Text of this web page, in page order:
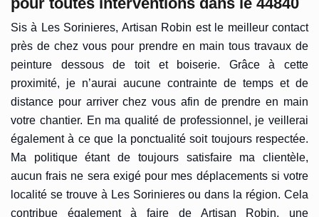
Sis à Les Sorinieres, Artisan Robin est le meilleur contact
près de chez vous pour prendre en main tous travaux de
peinture dessous de toit et boiserie. Grâce à cette
proximité, je n’aurai aucune contrainte de temps et de
distance pour arriver chez vous afin de prendre en main
votre chantier. En ma qualité de professionnel, je veillerai
également à ce que la ponctualité soit toujours respectée.
Ma politique étant de toujours satisfaire ma clientèle,
aucun frais ne sera exigé pour mes déplacements si votre
localité se trouve à Les Sorinieres ou dans la région. Cela
contribue également à faire de Artisan Robin, une